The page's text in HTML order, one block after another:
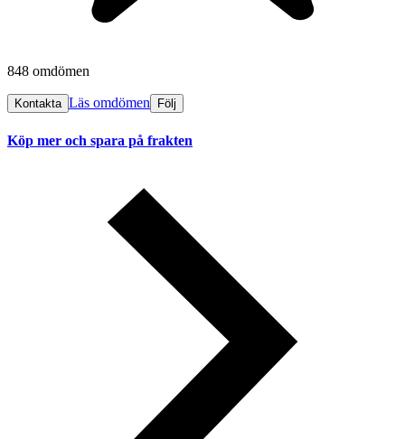
848 omdömen
Kontakta Läs omdömen Följ
Köp mer och spara på frakten